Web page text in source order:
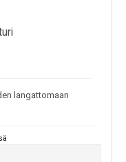
langattomaan